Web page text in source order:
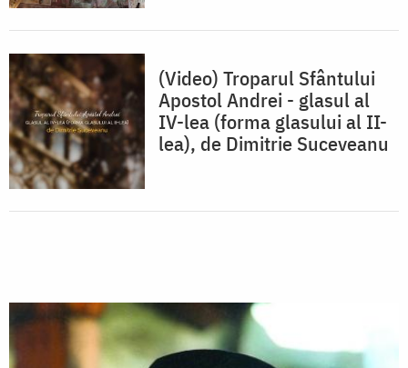
(Video) Troparul Sfântului
Apostol Andrei - glasul al
IV-lea (forma glasului al II-
lea), de Dimitrie Suceveanu